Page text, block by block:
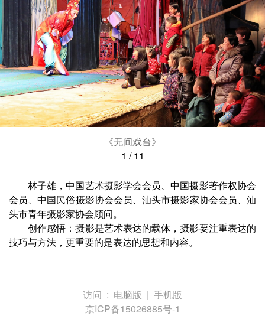
《无间戏台》
1 /11
林子雄，中国艺术摄影学会会员、中国摄影著作权协会
会员、中国民俗摄影协会会员、汕头市摄影家协会会员、汕
头市青年摄影家协会顾问。
创作感悟：摄影是艺术表达的载体，摄影要注重表达的
技巧与方法，更重要的是表达的思想和内容。
访问 : 电脑版 | 手机版
京ICP备15026885号-1